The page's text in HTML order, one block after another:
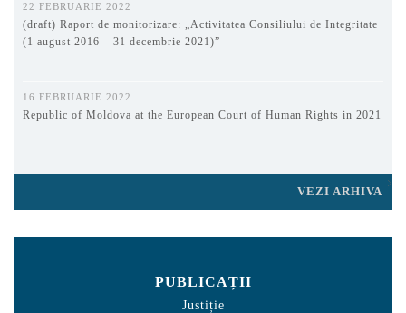
22 FEBRUARIE 2022
(draft) Raport de monitorizare: „Activitatea Consiliului de Integritate
(1 august 2016 – 31 decembrie 2021)”
16 FEBRUARIE 2022
Republic of Moldova at the European Court of Human Rights in 2021
VEZI ARHIVA
PUBLICAȚII
Justiție